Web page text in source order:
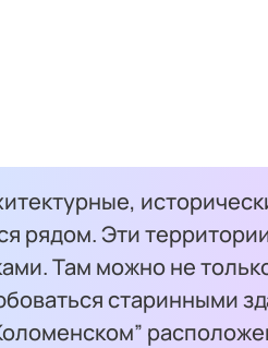
рядом. Эти
Там можно не
старинными